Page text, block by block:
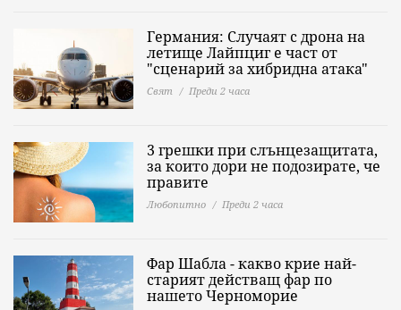
Германия: Случаят с дрона на
летище Лайпциг е част от
"сценарий за хибридна атака"
Свят Преди 2 часа
3 грешки при слънцезащитата,
за които дори не подозирате, че
правите
Любопитно Преди 2 часа
Фар Шабла - какво крие най-
старият действащ фар по
нашето Черноморие